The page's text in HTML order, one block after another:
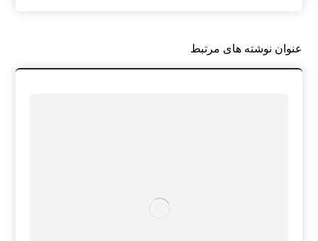
عنوان ‫نوشته های مرتبط